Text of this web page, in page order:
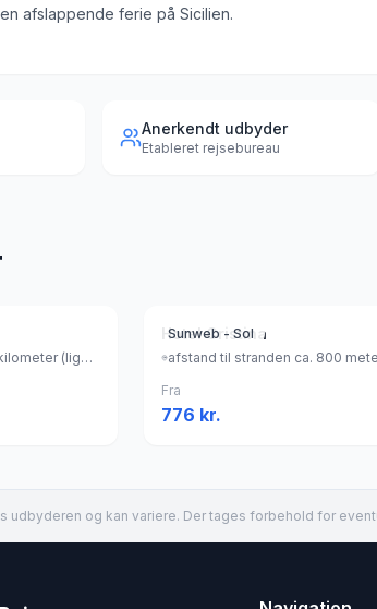
afslappende ferie på Sicilien.
Anerkendt udbyder
Etableret rejsebureau
afstand til stranden ca. 1,2 kilometer (liggestole (mod betaling) , parasol (mod betaling) ), Italien
Sunweb - Sol
Hotel Cristina
Fra
776 kr.
udbyderen og kan variere. Der tages forbehold for